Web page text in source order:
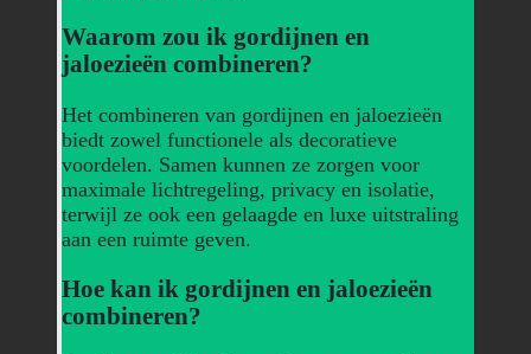
Waarom zou ik gordijnen en
jaloezieën combineren?
Het combineren van gordijnen en jaloezieën
biedt zowel functionele als decoratieve
voordelen. Samen kunnen ze zorgen voor
maximale lichtregeling, privacy en isolatie,
terwijl ze ook een gelaagde en luxe uitstraling
aan een ruimte geven.
Hoe kan ik gordijnen en jaloezieën
combineren?